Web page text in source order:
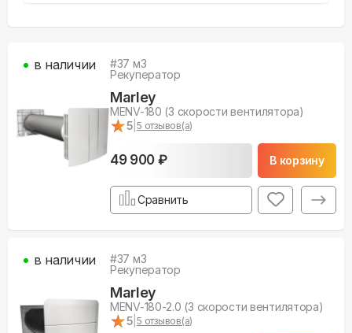
#37 м3
Рекуператор
Marley
MENV-180 (3 скорости вентилятора)
★
★5 |5 отзывов(а)
49 900 ₽ В корзину
в наличии
Сравнить
#37 м3
Рекуператор
Marley
MENV-180-2.0 (3 скорости вентилятора)
★
★5 |5 отзывов(а)
в наличии